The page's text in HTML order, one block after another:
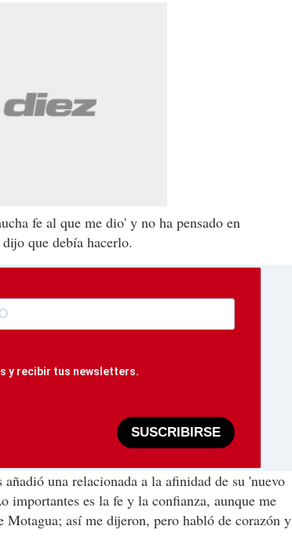
fe al que me dio' y no ha pensado en
que debía hacerlo.
y recibir tus newsletters.
SUSCRIBIRSE
una relacionada a la afinidad de su 'nuevo
importantes es la fe y la confianza, aunque me
así me dijeron, pero habló de corazón y